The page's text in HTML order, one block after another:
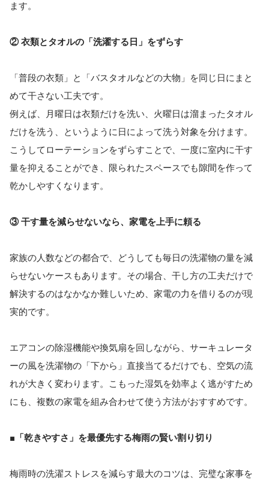
ます。
② 衣類とタオルの「洗濯する日」をずらす
「普段の衣類」と「バスタオルなどの大物」を同じ日にまと
めて干さない工夫です。
例えば、月曜日は衣類だけを洗い、火曜日は溜まったタオル
だけを洗う、というように日によって洗う対象を分けます。
こうしてローテーションをずらすことで、一度に室内に干す
量を抑えることができ、限られたスペースでも隙間を作って
乾かしやすくなります。
③ 干す量を減らせないなら、家電を上手に頼る
家族の人数などの都合で、どうしても毎日の洗濯物の量を減
らせないケースもあります。その場合、干し方の工夫だけで
解決するのはなかなか難しいため、家電の力を借りるのが現
実的です。
エアコンの除湿機能や換気扇を回しながら、サーキュレータ
ーの風を洗濯物の「下から」直接当てるだけでも、空気の流
れが大きく変わります。こもった湿気を効率よく逃がすため
にも、複数の家電を組み合わせて使う方法がおすすめです。
■「乾きやすさ」を最優先する梅雨の賢い割り切り
梅雨時の洗濯ストレスを減らす最大のコツは、完璧な家事を